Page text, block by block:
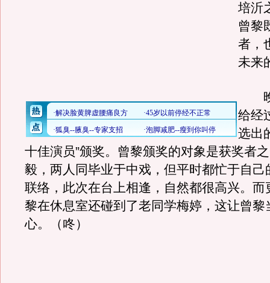
培沂
曾黎
者，
未来
晚
给经
选出
十佳演员”颁奖。曾黎颁奖的对象是获奖者
毅，两人同毕业于中戏，但平时都忙于自己
联络，此次在台上相逢，自然都很高兴。而
黎在休息室还碰到了老同学梅婷，这让曾黎
心。（咚）